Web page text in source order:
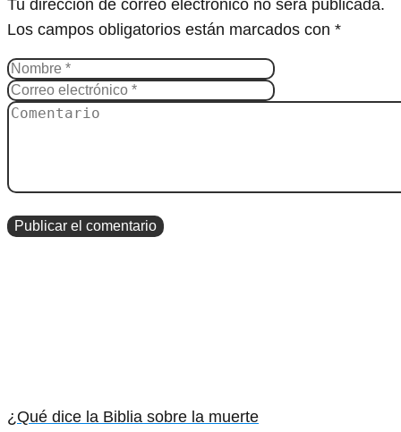
Tu dirección de correo electrónico no será publicada.
Los campos obligatorios están marcados con *
¿Qué dice la Biblia sobre la muerte